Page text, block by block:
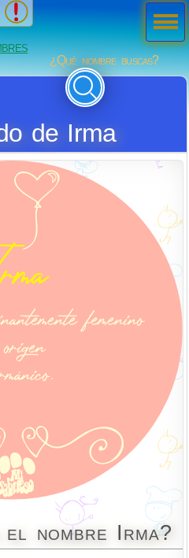
¿Qué nombre buscas?
de Irma
nombre Irma?
Men
ú